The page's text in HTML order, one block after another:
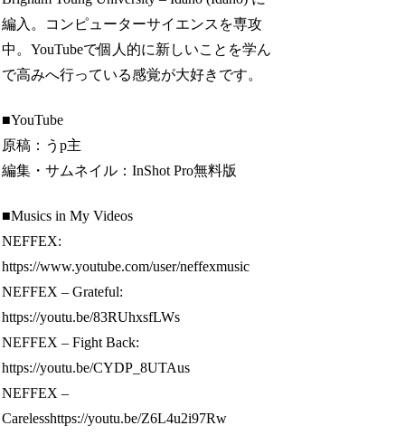
編入。コンピューターサイエンスを専攻
中。YouTubeで個人的に新しいことを学ん
で高みへ行っている感覚が大好きです。
■YouTube
原稿：うp主
編集・サムネイル：InShot Pro無料版
■Musics in My Videos
NEFFEX:
https://www.youtube.com/user/neffexmusic
NEFFEX – Grateful:
https://youtu.be/83RUhxsfLWs
NEFFEX – Fight Back:
https://youtu.be/CYDP_8UTAus
NEFFEX –
Carelesshttps://youtu.be/Z6L4u2i97Rw